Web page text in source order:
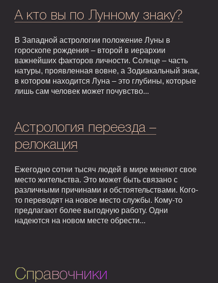
А кто вы по Лунному знаку?
В Западной астрологии положение Луны в
гороскопе рождения – второй в иерархии
важнейших факторов личности. Солнце – часть
натуры, проявленная вовне, а Зодиакальный знак,
в котором находится Луна – это глубины, которые
лишь сам человек может почувство...
Астрология переезда –
релокация
Ежегодно сотни тысяч людей в мире меняют свое
место жительства. Это может быть связано с
различными причинами и обстоятельствами. Кого-
то переводят на новое место службы. Кому-то
предлагают более выгодную работу. Одни
надеются на новом месте обрести...
Справочники